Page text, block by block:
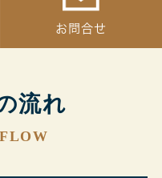
お問合せ
流れ